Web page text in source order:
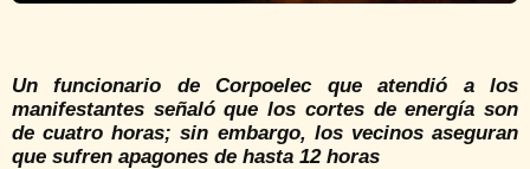
Un funcionario de Corpoelec que atendió a los
manifestantes señaló que los cortes de energía son
de cuatro horas; sin embargo, los vecinos aseguran
que sufren apagones de hasta 12 horas